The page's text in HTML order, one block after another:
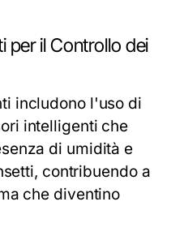
per il Controllo dei
includono l'uso di
intelligenti che
di umidità e
contribuendo a
che diventino